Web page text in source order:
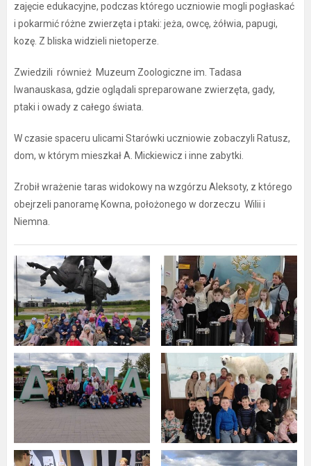
zajęcie edukacyjne, podczas którego uczniowie mogli pogłaskać
i pokarmić różne zwierzęta i ptaki: jeża, owcę, żółwia, papugi,
kozę. Z bliska widzieli nietoperze.
Zwiedzili również Muzeum Zoologiczne im. Tadasa
Iwanauskasa, gdzie oglądali spreparowane zwierzęta, gady,
ptaki i owady z całego świata.
W czasie spaceru ulicami Starówki uczniowie zobaczyli Ratusz,
dom, w którym mieszkał A. Mickiewicz i inne zabytki.
Zrobił wrażenie taras widokowy na wzgórzu Aleksoty, z którego
obejrzeli panoramę Kowna, położonego w dorzeczu Wilii i
Niemna.